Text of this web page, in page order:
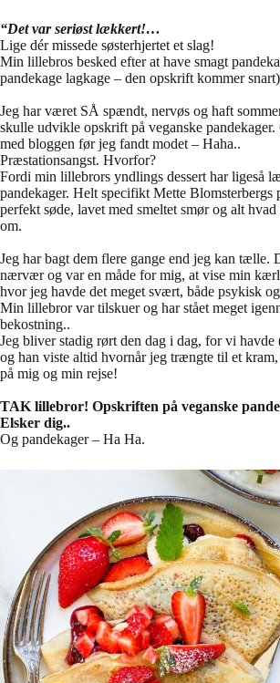
“Det var seriøst lækkert!…
Lige dér missede søsterhjertet et slag!
Min lillebros besked efter at have smagt
pandekage lagkage – den opskrift kommer
Jeg har været SÅ spændt, nervøs og haft
skulle udvikle opskrift på veganske
med bloggen før jeg fandt modet – Haha..
Præstationsangst. Hvorfor?
Fordi min lillebrors yndlings dessert har ligeså
pandekager. Helt specifikt Mette Blomsterbergs
perfekt søde, lavet med smeltet smør og alt
om.
Jeg har bagt dem flere gange end jeg kan tælle.
nærvær og var en måde for mig, at vise min
hvor jeg havde det meget svært, både psykisk
Min lillebror var tilskuer og har stået meget
bekostning..
Jeg bliver stadig rørt den dag i dag, for vi
og han viste altid hvornår jeg trængte til et
på mig og min rejse!
TAK lillebror! Opskriften på veganske
Elsker dig..
Og pandekager – Ha Ha.